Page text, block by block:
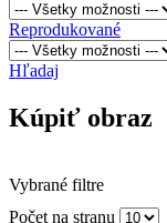
Reprodukované
Hľadaj
Kúpiť obraz
Vybrané filtre
Počet na stranu